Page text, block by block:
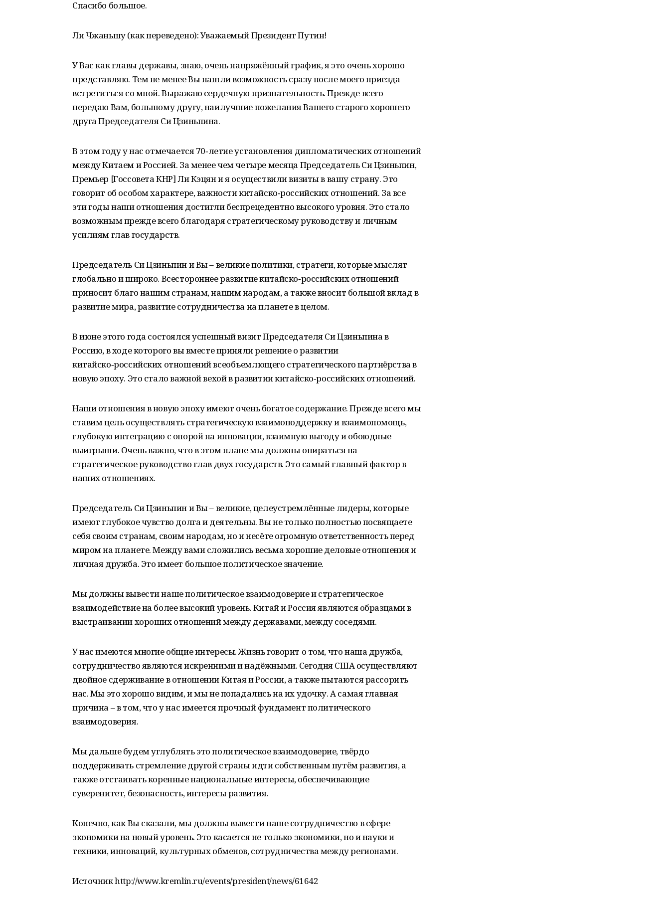
Спасибо большое.
Ли Чжаньшу (как переведено): Уважаемый Президент Путин!
У Вас как главы державы, знаю, очень напряжённый график, я это очень хорошо
представляю. Тем не менее Вы нашли возможность сразу после моего приезда
встретиться со мной. Выражаю сердечную признательность. Прежде всего
передаю Вам, большому другу, наилучшие пожелания Вашего старого хорошего
друга Председателя Си Цзиньпина.
В этом году у нас отмечается 70‑летие установления дипломатических отношений
между Китаем и Россией. За менее чем четыре месяца Председатель Си Цзиньпин,
Премьер [Госсовета КНР] Ли Кэцян и я осуществили визиты в вашу страну. Это
говорит об особом характере, важности китайско‑российских отношений. За все
эти годы наши отношения достигли беспрецедентно высокого уровня. Это стало
возможным прежде всего благодаря стратегическому руководству и личным
усилиям глав государств.
Председатель Си Цзиньпин и Вы – великие политики, стратеги, которые мыслят
глобально и широко. Всестороннее развитие китайско‑российских отношений
приносит благо нашим странам, нашим народам, а также вносит большой вклад в
развитие мира, развитие сотрудничества на планете в целом.
В июне этого года состоялся успешный визит Председателя Си Цзиньпина в
Россию, в ходе которого вы вместе приняли решение о развитии
китайско‑российских отношений всеобъемлющего стратегического партнёрства в
новую эпоху. Это стало важной вехой в развитии китайско‑российских отношений.
Наши отношения в новую эпоху имеют очень богатое содержание. Прежде всего мы
ставим цель осуществлять стратегическую взаимоподдержку и взаимопомощь,
глубокую интеграцию с опорой на инновации, взаимную выгоду и обоюдные
выигрыши. Очень важно, что в этом плане мы должны опираться на
стратегическое руководство глав двух государств. Это самый главный фактор в
наших отношениях.
Председатель Си Цзиньпин и Вы – великие, целеустремлённые лидеры, которые
имеют глубокое чувство долга и деятельны. Вы не только полностью посвящаете
себя своим странам, своим народам, но и несёте огромную ответственность перед
миром на планете. Между вами сложились весьма хорошие деловые отношения и
личная дружба. Это имеет большое политическое значение.
Мы должны вывести наше политическое взаимодоверие и стратегическое
взаимодействие на более высокий уровень. Китай и Россия являются образцами в
выстраивании хороших отношений между державами, между соседями.
У нас имеются многие общие интересы. Жизнь говорит о том, что наша дружба,
сотрудничество являются искренними и надёжными. Сегодня США осуществляют
двойное сдерживание в отношении Китая и России, а также пытаются рассорить
нас. Мы это хорошо видим, и мы не попадались на их удочку. А самая главная
причина – в том, что у нас имеется прочный фундамент политического
взаимодоверия.
Мы дальше будем углублять это политическое взаимодоверие, твёрдо
поддерживать стремление другой страны идти собственным путём развития, а
также отстаивать коренные национальные интересы, обеспечивающие
суверенитет, безопасность, интересы развития.
Конечно, как Вы сказали, мы должны вывести наше сотрудничество в сфере
экономики на новый уровень. Это касается не только экономики, но и науки и
техники, инноваций, культурных обменов, сотрудничества между регионами.
Источник http://www.kremlin.ru/events/president/news/61642